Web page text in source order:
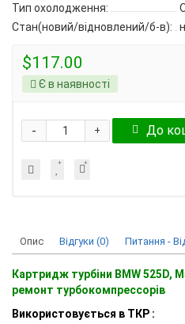
Тип охолодження:
Стан(новий/відновлений/б-в):
$117.00
Є в наявності
+
- До
Опис Відгуки (0) Питання -
Картридж турбіни BMW 525D,
ремонт турбокомпрессорів
Використовується в ТКР :